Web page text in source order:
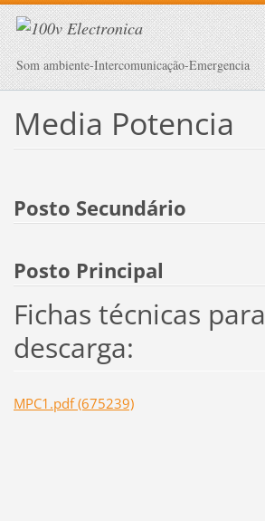
Som ambiente-Intercomunicação-Emergencia
Media Potencia
Posto Secundário
Posto Principal
Fichas técnicas para
descarga:
MPC1.pdf (675239)